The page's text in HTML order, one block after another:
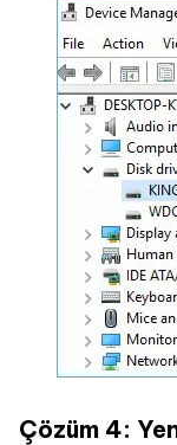
Çözüm 4: